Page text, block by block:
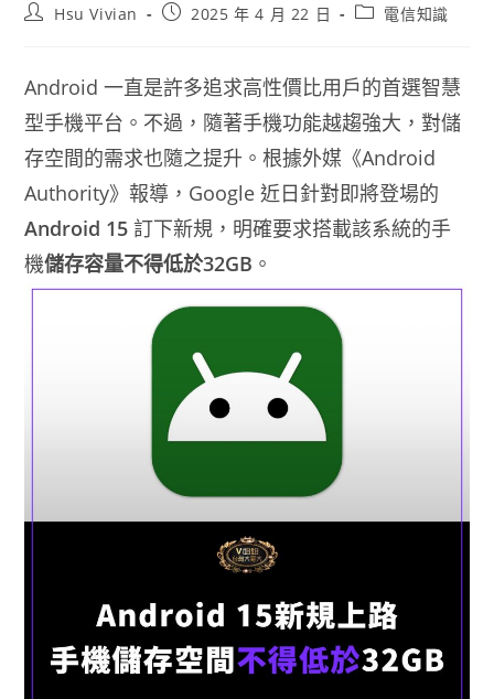
Hsu Vivian 2025 年 4 月 22 日 電信知識
Android 一直是許多追求高性價比用戶的首選智慧
型手機平台。不過，隨著手機功能越趨強大，對儲
存空間的需求也隨之提升。根據外媒《Android
Authority》報導，Google 近日針對即將登場的
Android 15 訂下新規，明確要求搭載該系統的手
機儲存容量不得低於32GB 。